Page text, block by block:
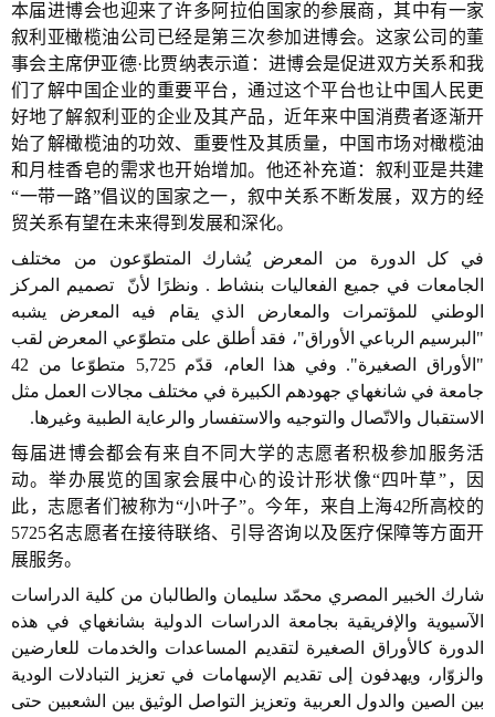
本届进博会也迎来了许多阿拉伯国家的参展商，其中有一家
叙利亚橄榄油公司已经是第三次参加进博会。这家公司的董
事会主席伊亚德·比贾纳表示道：进博会是促进双方关系和我
们了解中国企业的重要平台，通过这个平台也让中国人民更
好地了解叙利亚的企业及其产品，近年来中国消费者逐渐开
始了解橄榄油的功效、重要性及其质量，中国市场对橄榄油
和月桂香皂的需求也开始增加。他还补充道：叙利亚是共建
“一带一路”倡议的国家之一，叙中关系不断发展，双方的经
贸关系有望在未来得到发展和深化。
في كل الدورة من المعرض يُشارك المتطوّعون من مختلف
الجامعات في جميع الفعاليات بنشاط . ونظرًا لأنّ تصميم المركز
الوطني للمؤتمرات والمعارض الذي يقام فيه المعرض يشبه
"البرسيم الرباعي الأوراق"، فقد أطلق على متطوّعي المعرض لقب
"الأوراق الصغيرة". وفي هذا العام، قدّم 5,725 متطوّعا من 42
جامعة في شانغهاي جهودهم الكبيرة في مختلف مجالات العمل مثل
الاستقبال والاتّصال والتوجيه والاستفسار والرعاية الطبية وغيرها.
每届进博会都会有来自不同大学的志愿者积极参加服务活
动。举办展览的国家会展中心的设计形状像“四叶草”，因
此，志愿者们被称为“小叶子”。今年，来自上海42所高校的
5725名志愿者在接待联络、引导咨询以及医疗保障等方面开
展服务。
شارك الخبير المصري محمّد سليمان والطالبان من كلية الدراسات
الآسيوية والإفريقية بجامعة الدراسات الدولية بشانغهاي في هذه
الدورة كالأوراق الصغيرة لتقديم المساعدات والخدمات للعارضين
والزوّار، ويهدفون إلى تقديم الإسهامات في تعزيز التبادلات الودية
بين الصين والدول العربية وتعزيز التواصل الوثيق بين الشعبين حتى